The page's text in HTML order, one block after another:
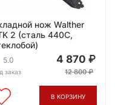
нож Walther
2 (сталь 440C,
5.0
заказ
4 870
12 800
В КОРЗИНУ